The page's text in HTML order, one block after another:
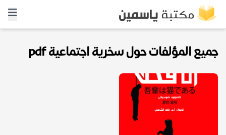
جميع المؤلفات حول سخرية اجتماعية pdf